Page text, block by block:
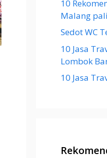
10
Malang
Sedot WC
10 Jasa
Lombok
10 Jasa